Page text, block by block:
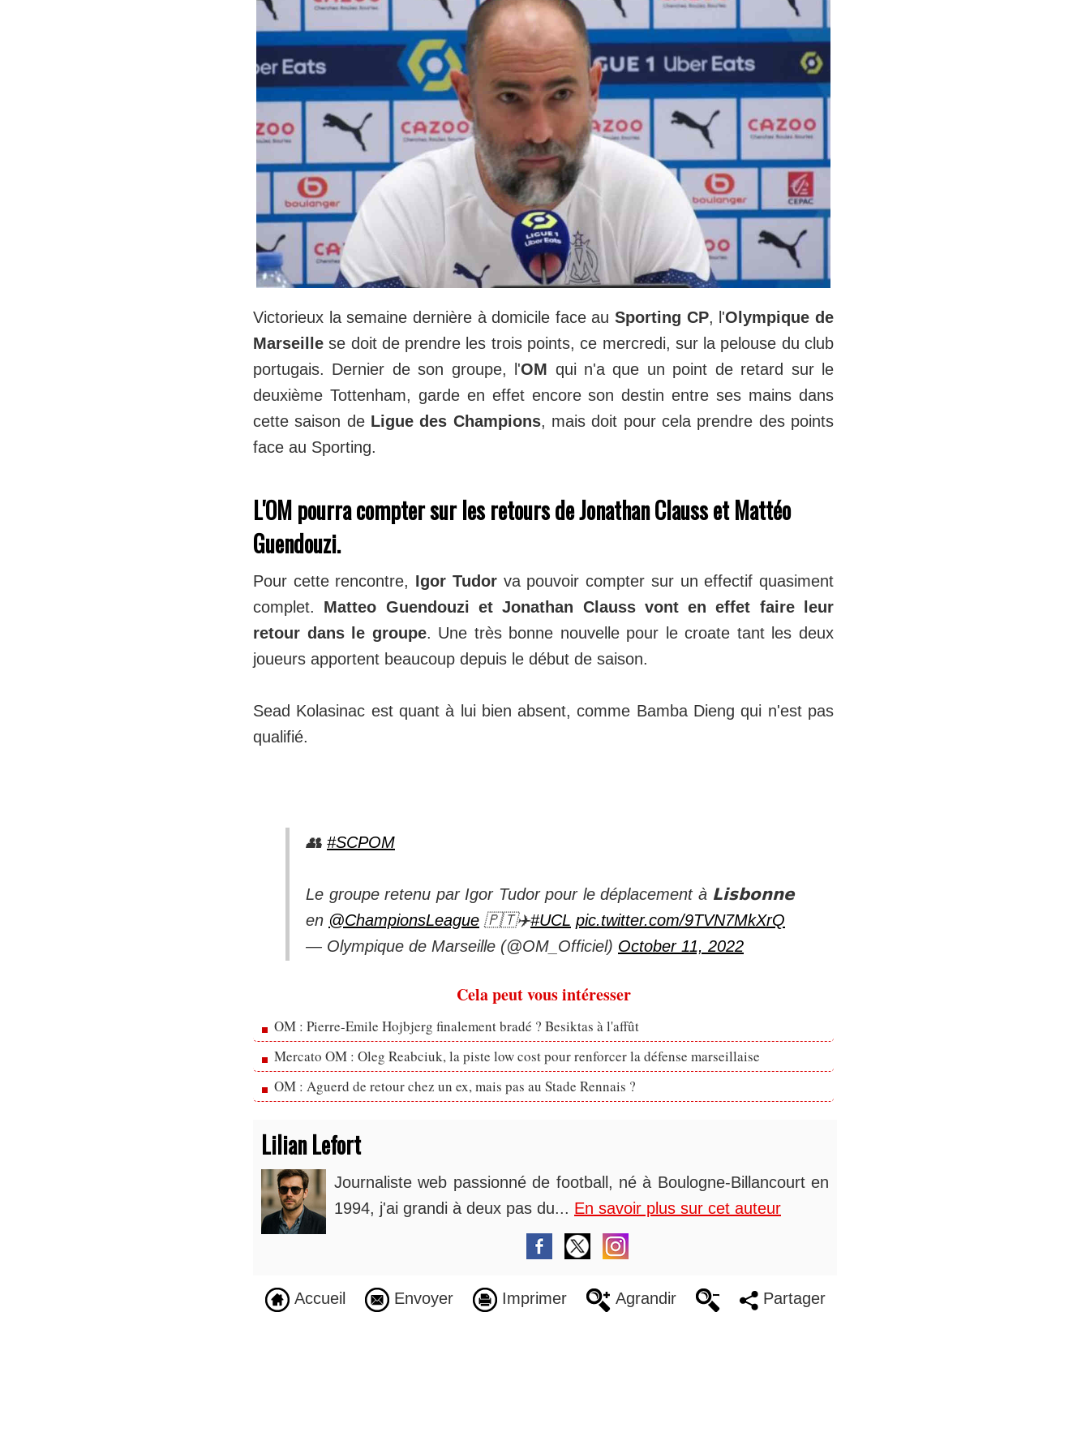
Victorieux la semaine dernière à domicile face auSporting CP, l'Olympique de
Marseille se doit de prendre les trois points, ce mercredi, sur la pelouse du club
portugais. Dernier de son groupe, l'OM qui n'a que un point de retard sur le
deuxième Tottenham, garde en effet encore son destin entre ses mains dans
cette saison de Ligue des Champions, mais doit pour cela prendre des points
face au Sporting.
L'OM pourra compter sur les retours de Jonathan Clauss et Mattéo
Guendouzi.
Pour cette rencontre, Igor Tudorva pouvoir compter sur un effectif quasiment
complet. Matteo Guendouzi et Jonathan Clauss vont en effet faire leur
retour dans le groupe. Une très bonne nouvelle pour le croate tant les deux
joueurs apportent beaucoup depuis le début de saison.
Sead Kolasinac est quant à lui bien absent, comme Bamba Dieng qui n'est pas
qualifié.
👥 #SCPOM
Le groupe retenu par Igor Tudor pour le déplacement à 𝗟𝗶𝘀𝗯𝗼𝗻𝗻𝗲
en @ChampionsLeague 🇵🇹✈️#UCL pic.twitter.com/9TVN7MkXrQ
— Olympique de Marseille (@OM_Officiel) October 11, 2022
Cela peut vous intéresser
OM : Pierre-Emile Hojbjerg finalement bradé ? Besiktas à l'affût
Mercato OM : Oleg Reabciuk, la piste low cost pour renforcer la défense marseillaise
OM : Aguerd de retour chez un ex, mais pas au Stade Rennais ?
Lilian Lefort
Journaliste web passionné de football, né à Boulogne-Billancourt en
1994, j'ai grandi à deux pas du... En savoir plus sur cet auteur
Accueil Envoyer Imprimer Agrandir Partager